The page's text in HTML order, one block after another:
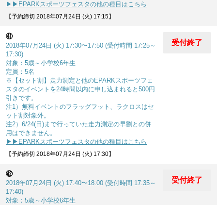
▶▶EPARKスポーツフェスタの他の種目はこちら
【予約締切 2018年07月24日 (火) 17:15】
㊶
2018年07月24日 (火) 17:30〜17:50 (受付時間 17:25～
17:30)
対象：5歳～小学校6年生
定員：5名
※【セット割】走力測定と他のEPARKスポーツフェ
スタのイベントを24時間以内に申し込まれると500円
引きです。
注1）無料イベントのフラッグフット、ラクロスはセ
ット割対象外。
注2）6/24(日)まで行っていた走力測定の早割との併
用はできません。
▶▶EPARKスポーツフェスタの他の種目はこちら
受付終了
【予約締切 2018年07月24日 (火) 17:30】
㊷
2018年07月24日 (火) 17:40〜18:00 (受付時間 17:35～
17:40)
対象：5歳～小学校6年生
受付終了